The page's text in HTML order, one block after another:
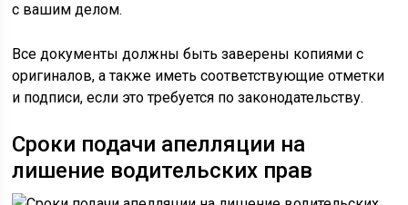
с вашим делом.
Все документы должны быть заверены копиями с
оригиналов, а также иметь соответствующие отметки
и подписи, если это требуется по законодательству.
Сроки подачи апелляции на
лишение водительских прав